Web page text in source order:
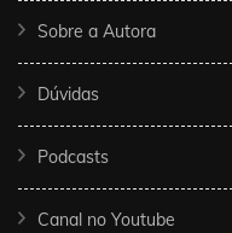
Sobre a Autora
Dúvidas
Podcasts
Canal no Youtube